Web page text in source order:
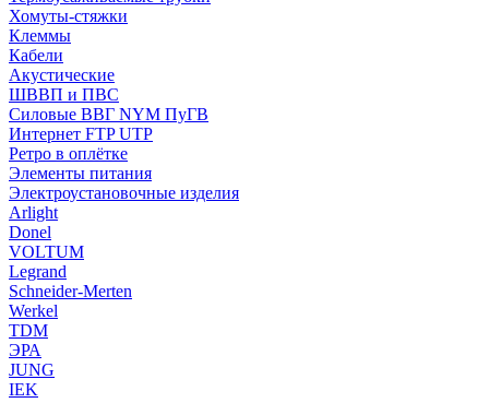
Хомуты-стяжки
Клеммы
Кабели
Акустические
ШВВП и ПВС
Силовые ВВГ NYM ПуГВ
Интернет FTP UTP
Ретро в оплётке
Элементы питания
Электроустановочные изделия
Arlight
Donel
VOLTUM
Legrand
Schneider-Merten
Werkel
TDM
ЭРА
JUNG
IEK